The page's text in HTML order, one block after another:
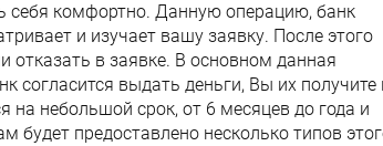
себя комфортно. Данную операцию, банк
и изучает вашу заявку. После этого
отказать в заявке. В основном данная
согласится выдать деньги, Вы их получите
на небольшой срок, от 6 месяцев до года и
предоставлено несколько типов